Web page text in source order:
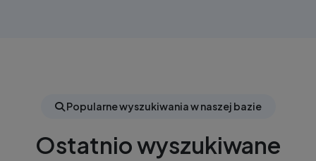
Popularne wyszukiwania w naszej bazie
Ostatnio wyszukiwane